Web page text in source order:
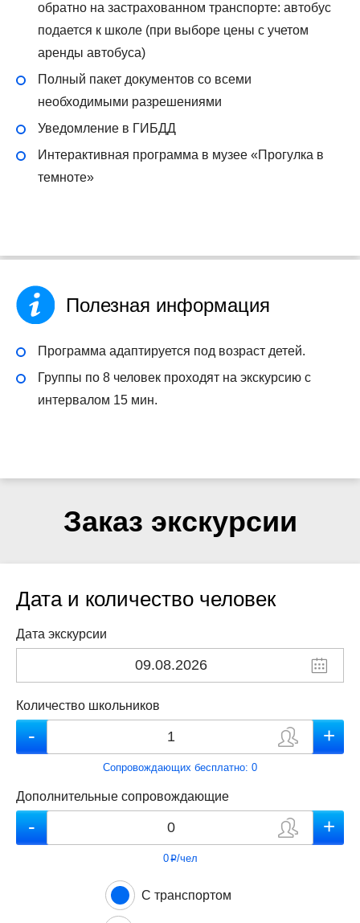
обратно на застрахованном транспорте: автобус
подается к школе (при выборе цены с учетом
аренды автобуса)
Полный пакет документов со всеми
необходимыми разрешениями
Уведомление в ГИБДД
Интерактивная программа в музее «Прогулка в
темноте»
Полезная информация
Программа адаптируется под возраст детей.
Группы по 8 человек проходят на экскурсию с
интервалом 15 мин.
Заказ экскурсии
Дата и количество человек
Дата экскурсии
Количество школьников
Сопровождающих бесплатно: 0
Дополнительные сопровождающие
0p/чел
С транспортом